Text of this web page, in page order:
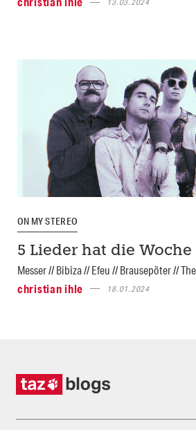
ON MY STEREO
5 Lieder hat die Woche
Messer // Bibiza // Efeu // Brausepöter //
christian ihle
18.01.2024